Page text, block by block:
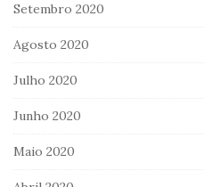
Setembro 2020
Agosto 2020
Julho 2020
Junho 2020
Maio 2020